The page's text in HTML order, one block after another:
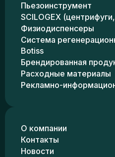
Пьезоинструмент
SCILOGEX
Физиодиспенсеры
Система
Botiss
Брендированная
Расходные материалы
Рекламно-
О компании
Контакты
Новости